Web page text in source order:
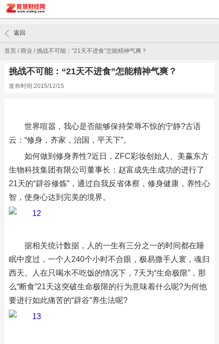
首页/商业 /挑战不可能：“21天不进食”怎能精神气爽？
返回
挑战不可能：“21天不进食”怎能精神气爽？
发布时间:2015/12/15
世界喧嚣，我心是否能够保持荣辱不惊的宁静?古语
云：“修身，齐家，治国，平天下”。
如何做到修身养性?近日，ZFC彩妆创始人、美赢东方
生物科技集团有限公司董事长：赵富成先生成功的进行了
21天的“辟谷修炼”，通过自我反省体察，修身健康，养性心
智，使身心达到完美的境界。
据相关统计数据，人的一生有三分之一的时间都在睡
眠中度过，一个人240个小时不合眼，极易撒手人寰，魂归
西天。人在只喝水不吃饭的情况下，7天为“生命极限”，那
么“断食”21天这突破生命极限的行为意味着什么呢?为何他
要进行如此痛苦的“辟谷”养生法呢?